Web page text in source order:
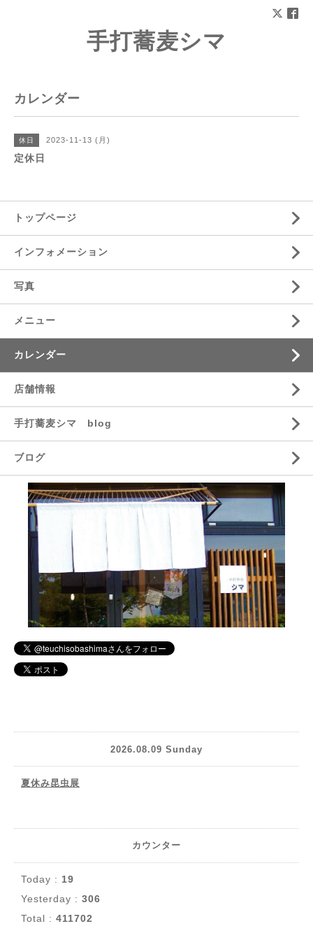
手打蕎麦シマ
カレンダー
休日 2023-11-13 (月)
定休日
トップページ
インフォメーション
写真
メニュー
カレンダー
店舗情報
手打蕎麦シマ blog
ブログ
2026.08.09 Sunday
夏休み昆虫展
カウンター
Today : 19
Yesterday : 306
Total : 411702